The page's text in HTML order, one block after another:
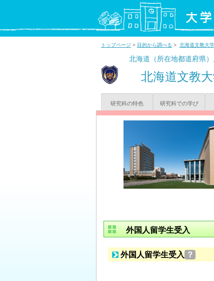
トップページ > 目的から調べる > 北海道文教大学
北海道（所在地都道府県
北海道文教
研究科の特色 研究科での学び
外国人留学生受入
外国人留学生受入 ？